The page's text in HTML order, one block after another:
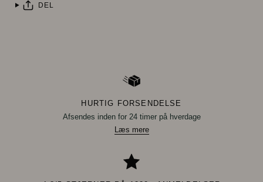
DEL
HURTIG FORSENDELSE
Afsendes inden for 24 timer på hverdage
Læs mere